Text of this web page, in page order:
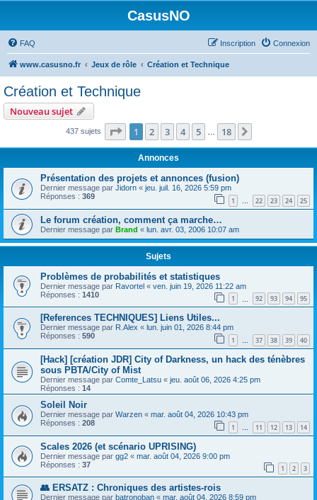
CasusNO
FAQ Connexion
Inscription
www.casusno.fr Jeux de rôle Création et Technique
Création et Technique
Nouveau sujet
437 sujets Page 1sur18
1 2 3 4 5 18
Annonces
Présentation des projets et annonces (fusion)
Dernier message par Jidorn « jeu. juil. 16, 2026 5:59 pm
Réponses : 369 1 … 22 23 24 25
Le forum création, comment ça marche…
Dernier message par Brand « lun. avr. 03, 2006 10:07 am
Sujets
Problèmes de probabilités et statistiques
Dernier message par Ravortel « ven. juin 19, 2026 11:22 am
Réponses : 1410 1 92 93 94 95
[References TECHNIQUES] Liens Utiles...
Dernier message par R.Alex « lun. juin 01, 2026 8:44 pm
Réponses : 590 1 … 37 38 39 40
[Hack] [création JDR] City of Darkness, un hack des ténèbres
sous PBTA/City of Mist
Dernier message par Comte_Latsu « jeu. août 06, 2026 4:25 pm
Réponses : 14
Soleil Noir
Dernier message par Warzen « mar. août 04, 2026 10:43 pm
Réponses : 208 1 … 11 12 13 14
Scales 2026 (et scénario UPRISING)
Dernier message par gg2 « mar. août 04, 2026 9:00 pm
Réponses : 37 1 2 3
👥 ERSATZ : Chroniques des artistes-rois
Dernier message par batronoban « mar. août 04, 2026 8:59 pm